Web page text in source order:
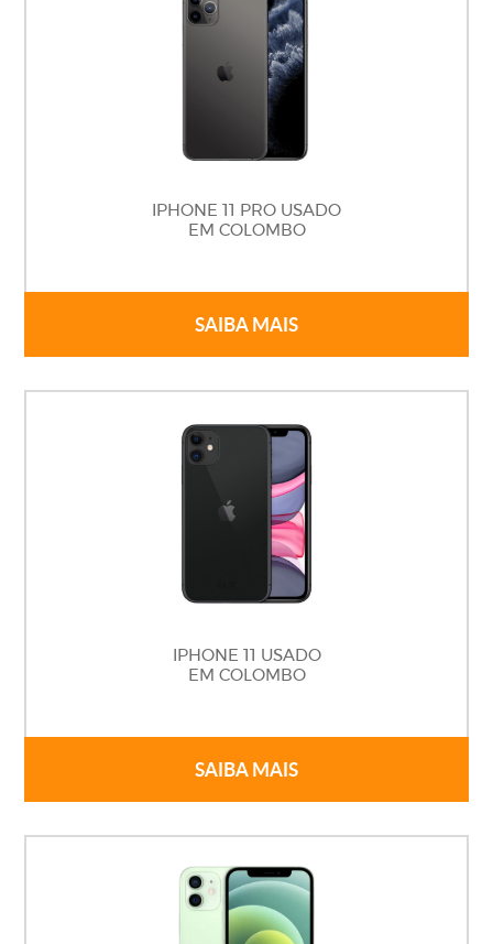
IPHONE 11 PRO USADO
EM COLOMBO
SAIBA MAIS
IPHONE 11 USADO
EM COLOMBO
SAIBA MAIS